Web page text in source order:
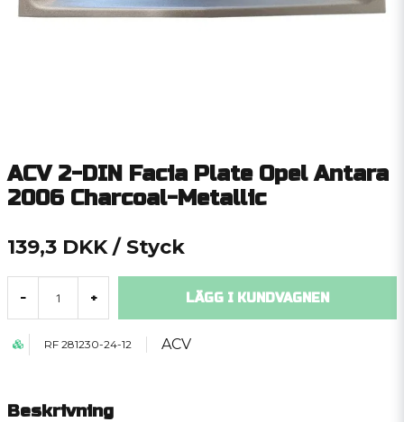
ACV 2-DIN Facia Plate Opel Antara
2006 Charcoal-Metallic
139,3 DKK / Styck
- + LÄGG I KUNDVAGNEN
RF 281230-24-12 ACV
Beskrivning